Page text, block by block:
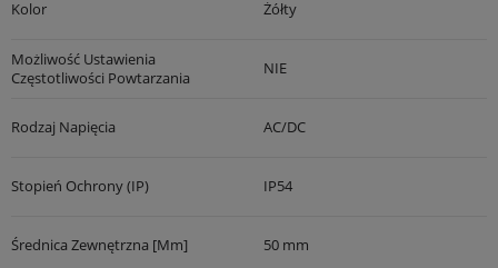
Kolor Żółty
Możliwość Ustawienia
Częstotliwości Powtarzania
NIE
Rodzaj Napięcia AC/DC
Stopień Ochrony (IP) IP54
Średnica Zewnętrzna [mm] 50 mm